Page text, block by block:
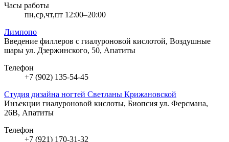
Часы работы
пн,ср,чт,пт 12:00–20:00
Лимпопо
Введение филлеров с гиалуроновой кислотой, Воздушные
шары ул. Дзержинского, 50, Апатиты
Телефон
+7 (902) 135-54-45
Студия дизайна ногтей Светланы Крижановской
Инъекции гиалуроновой кислоты, Биопсия ул. Ферсмана,
26В, Апатиты
Телефон
+7 (921) 170-31-32